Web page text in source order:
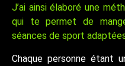
J’ai ainsi élaboré une
qui te permet de
séances de sport
Chaque personne étant